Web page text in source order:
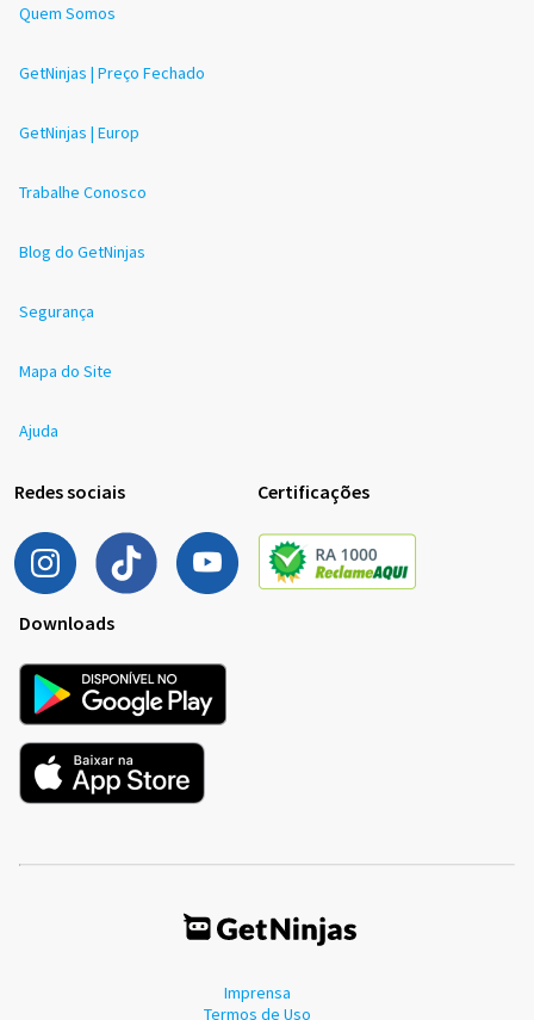
Quem Somos
GetNinjas | Preço Fechado
GetNinjas | Europ
Trabalhe Conosco
Blog do GetNinjas
Segurança
Mapa do Site
Ajuda
Redes sociais Certificações
Downloads
Imprensa
Termos de Uso